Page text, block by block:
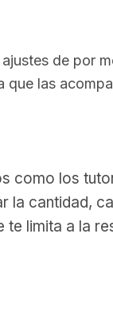
de por
que las
como los
la cantidad,
limita a la